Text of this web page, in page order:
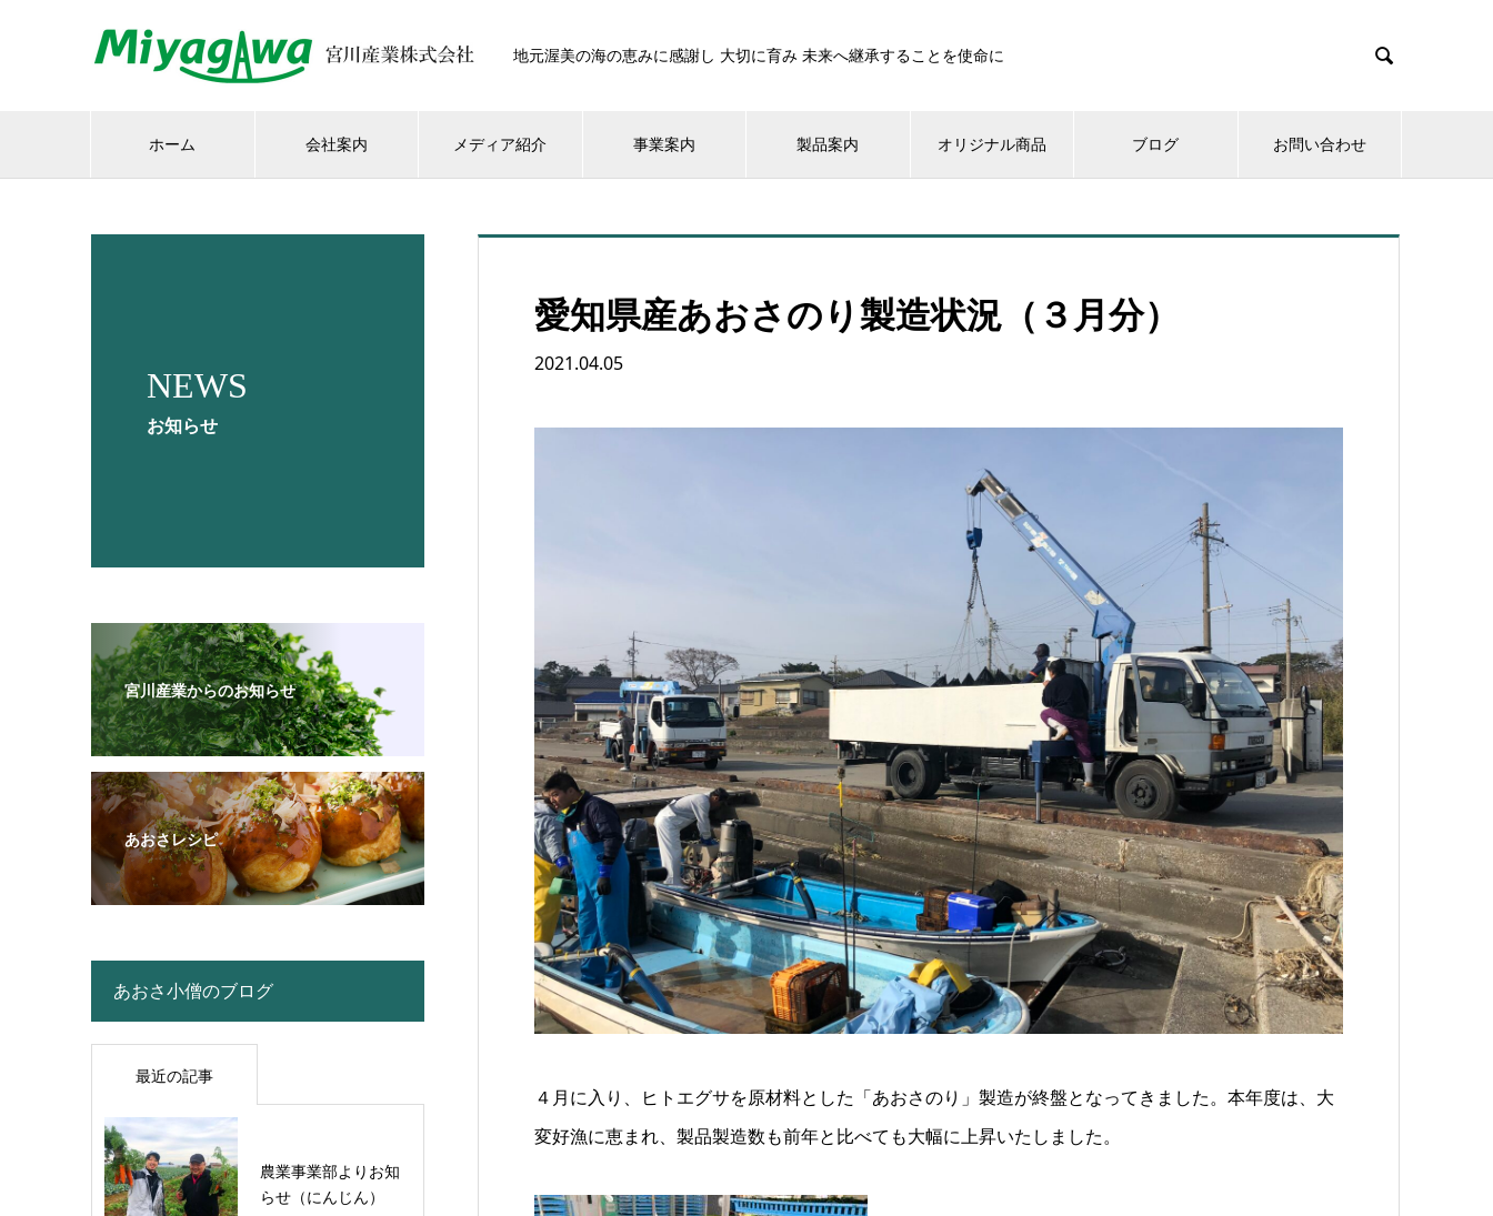
地元渥美の海の恵みに感謝し 大切に育み 未来へ継承することを使命に 
ホーム 会社案内 メディア紹介 事業案内 製品案内 オリジナル商品 ブログ お問い合わせ
NEWS
お知らせ
愛知県産あおさのり製造状況（３月分）
2021.04.05
４月に入り、ヒトエグサを原材料とした「あおさのり」製造が終盤となってきました。本年度は、大
変好漁に恵まれ、製品製造数も前年と比べても大幅に上昇いたしました。
宮川産業からのお知らせ
あおさレシピ
あおさ小僧のブログ
最近の記事
農業事業部よりお知
らせ（にんじん）